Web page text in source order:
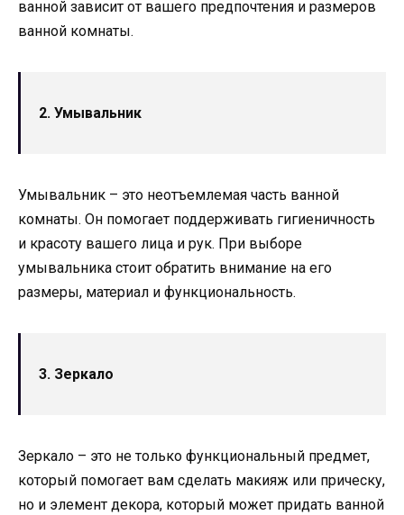
ванной зависит от вашего предпочтения и размеров
ванной комнаты.
2. Умывальник
Умывальник – это неотъемлемая часть ванной
комнаты. Он помогает поддерживать гигиеничность
и красоту вашего лица и рук. При выборе
умывальника стоит обратить внимание на его
размеры, материал и функциональность.
3. Зеркало
Зеркало – это не только функциональный предмет,
который помогает вам сделать макияж или прическу,
но и элемент декора, который может придать ванной